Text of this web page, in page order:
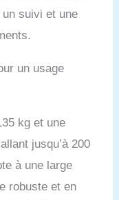
guidon
transport
un suivi et une
un usage
kg et une
jusqu’à 200
à une large
robuste et en